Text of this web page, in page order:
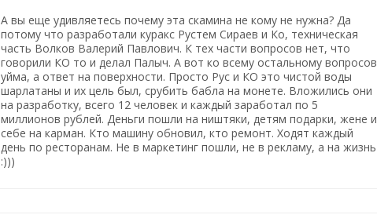
А вы еще удивляетесь почему эта скамина не кому не нужна? Да
потому что разработали куракс Рустем Сираев и Ко, техническая
часть Волков Валерий Павлович. К тех части вопросов нет, что
говорили КО то и делал Палыч. А вот ко всему остальному вопросов
уйма, а ответ на поверхности. Просто Рус и КО это чистой воды
шарлатаны и их цель был, срубить бабла на монете. Вложились они
на разработку, всего 12 человек и каждый заработал по 5
миллионов рублей. Деньги пошли на ништяки, детям подарки, жене и
себе на карман. Кто машину обновил, кто ремонт. Ходят каждый
день по ресторанам. Не в маркетинг пошли, не в рекламу, а на жизнь
:)))